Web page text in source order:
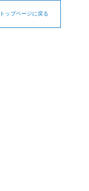
ップページに戻る